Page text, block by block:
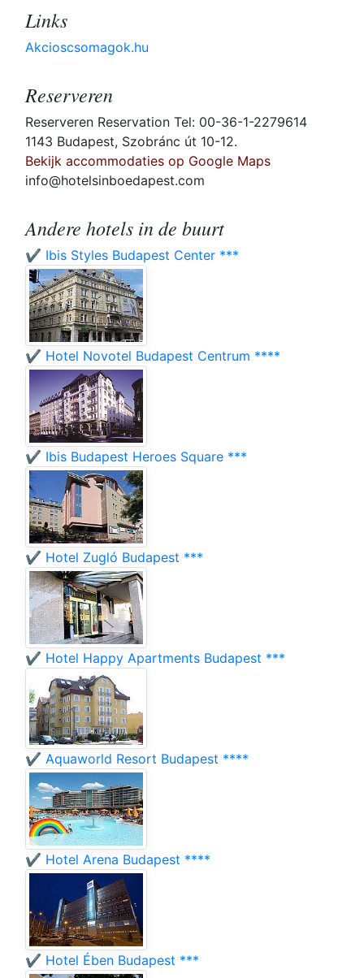
Links
Akcioscsomagok.hu
Reserveren
Reserveren Reservation Tel: 00-36-1-2279614
1143 Budapest, Szobránc út 10-12.
Bekijk accommodaties op Google Maps
info@hotelsinboedapest.com
Andere hotels in de buurt
✔️ Ibis Styles Budapest Center ***
✔️ Hotel Novotel Budapest Centrum ****
✔️ Ibis Budapest Heroes Square ***
✔️ Hotel Zugló Budapest ***
✔️ Hotel Happy Apartments Budapest ***
✔️ Aquaworld Resort Budapest ****
✔️ Hotel Arena Budapest ****
✔️ Hotel Ében Budapest ***